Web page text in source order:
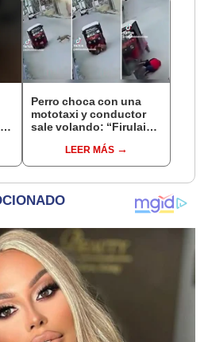
Perro choca con una
mototaxi y conductor
sale volando: “Firulais,
LEER MÁS